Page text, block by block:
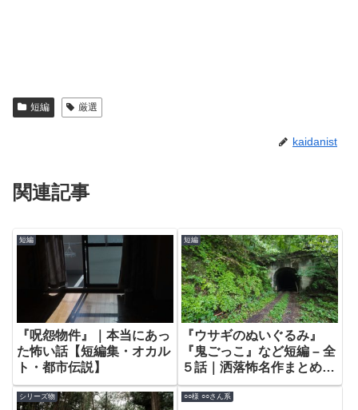
短編 厳選
kaidanist
関連記事
短編
『呪怨物件』｜本当にあっ
た怖い話【短編集・オカル
ト・都市伝説】
短編
『ウサギのぬいぐるみ』
『鬼ごっこ』など短編 – 全
５話｜洒落怖名作まとめ
【短編集】
シリーズ物 ○○様 ○○さん系